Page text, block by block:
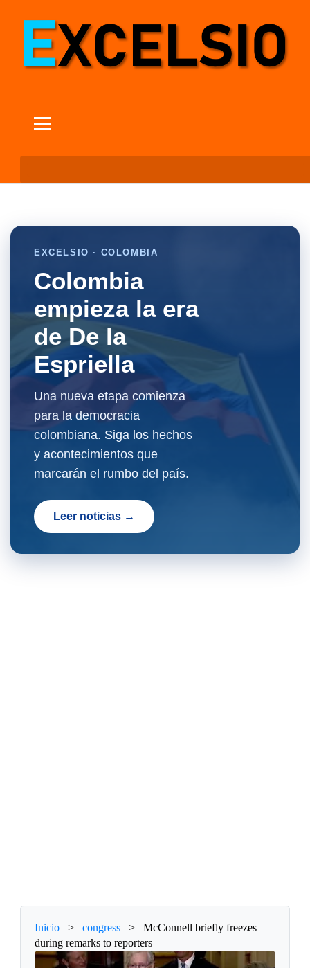
EXCELSIO · COLOMBIA
Colombia
empieza la era
de De la
Espriella
Una nueva etapa comienza
para la democracia
colombiana. Siga los hechos
y acontecimientos que
marcarán el rumbo del país.
Leer noticias →
Inicio > congress >
McConnell briefly freezes
during remarks to reporters